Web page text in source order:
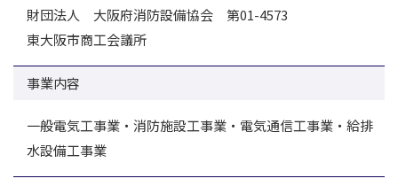
財団法人 大阪府消防設備協会 第01-4573
東大阪市商工会議所
事業内容
一般電気工事業・消防施設工事業・電気通信工事業・給排
水設備工事業